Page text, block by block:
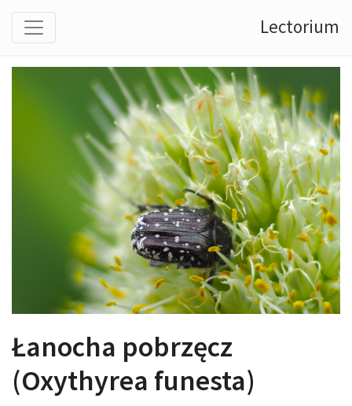
Lectorium
Łanocha pobrzęcz
(Oxythyrea funesta)